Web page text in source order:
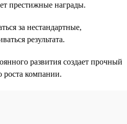
престижные награды.
за нестандартные,
результата.
развития создает прочный
роста компании.